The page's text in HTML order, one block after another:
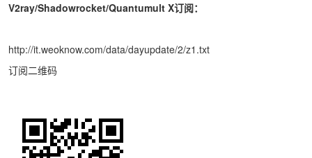
V2ray/Shadowrocket/Quantumult X订阅：
http://it.weoknow.com/data/dayupdate/2/z1.txt
订阅二维码